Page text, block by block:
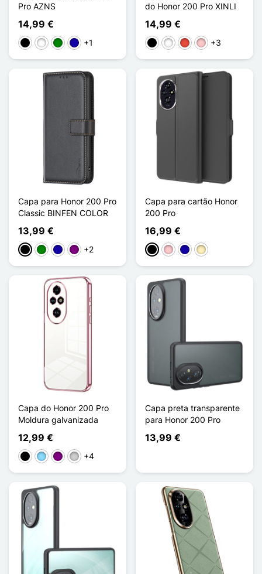
Pro AZNS
14,99 €
PretoBrancoVerdeAzul Escuro
+1
do Honor 200 Pro XINLI
14,99 €
PretoBrancoVermelho
Rosa+3
Capa para Honor 200 Pro
Classic BINFEN COLOR
13,99 €
PretoVerdeAzul Escuro
Púrpura
+2
Capa para cartão Honor
200 Pro
16,99 €
PretoRosaAzul Escuro
Ouro
Capa do Honor 200 Pro
Moldura galvanizada
12,99 €
PretoAzul Claro
Púrpura
Prata+4
Capa preta transparente
para Honor 200 Pro
13,99 €